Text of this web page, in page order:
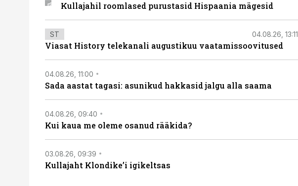
Kullajahil roomlased purustasid Hispaania mägesid
ST 04.08.26, 13:11
Viasat History telekanali augustikuu vaatamissoovitused
04.08.26, 11:00
Sada aastat tagasi: asunikud hakkasid jalgu alla saama
04.08.26, 09:40
Kui kaua me oleme osanud rääkida?
03.08.26, 09:39
Kullajaht Klondike’i igikeltsas